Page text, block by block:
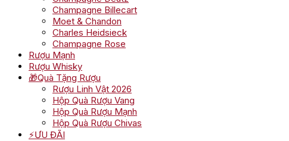
Champagne Billecart
Moet & Chandon
Charles Heidsieck
Champagne Rose
Rượu Mạnh
Rượu Whisky
🎁Quà Tặng Rượu
Rượu Linh Vật 2026
Hộp Quà Rượu Vang
Hộp Quà Rượu Mạnh
Hộp Quà Rượu Chivas
⚡ƯU ĐÃI